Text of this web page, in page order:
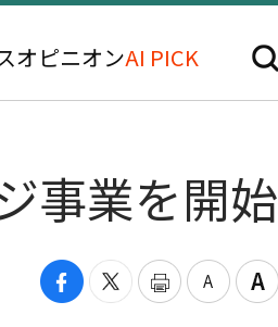
オピニオンAI PICK
事業を開始